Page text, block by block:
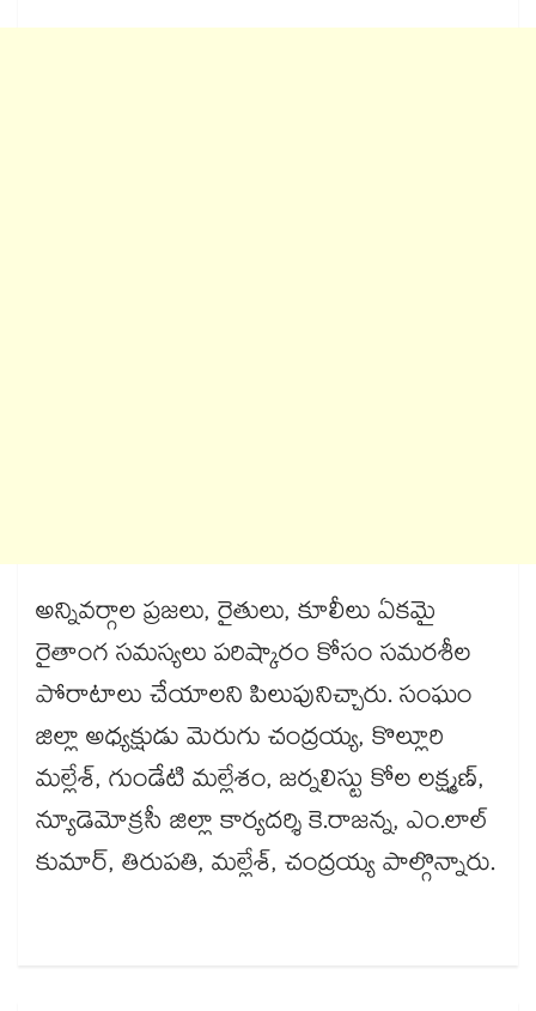
అన్నివర్గాల ప్రజలు, రైతులు, కూలీలు ఏకమై
రైతాంగ సమస్యలు పరిష్కారం కోసం సమరశీల
పోరాటాలు చేయాలని పిలుపునిచ్చారు. సంఘం
జిల్లా అధ్యక్షుడు మెరుగు చంద్రయ్య, కొల్లూరి
మల్లేశ్, గుండేటి మల్లేశం, జర్నలిస్టు కోల లక్ష్మణ్,
న్యూడెమోక్రసీ జిల్లా కార్యదర్శి కె.రాజన్న, ఎం.లాల్
కుమార్, తిరుపతి, మల్లేశ్, చంద్రయ్య పాల్గొన్నారు.